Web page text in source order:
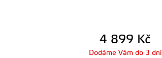
4 899 Kč
Dodáme Vám do 3 dní